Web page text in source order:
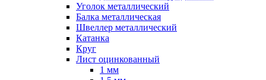
Уголок металлический
Балка металлическая
Швеллер металлический
Катанка
Круг
Лист оцинкованный
1 мм